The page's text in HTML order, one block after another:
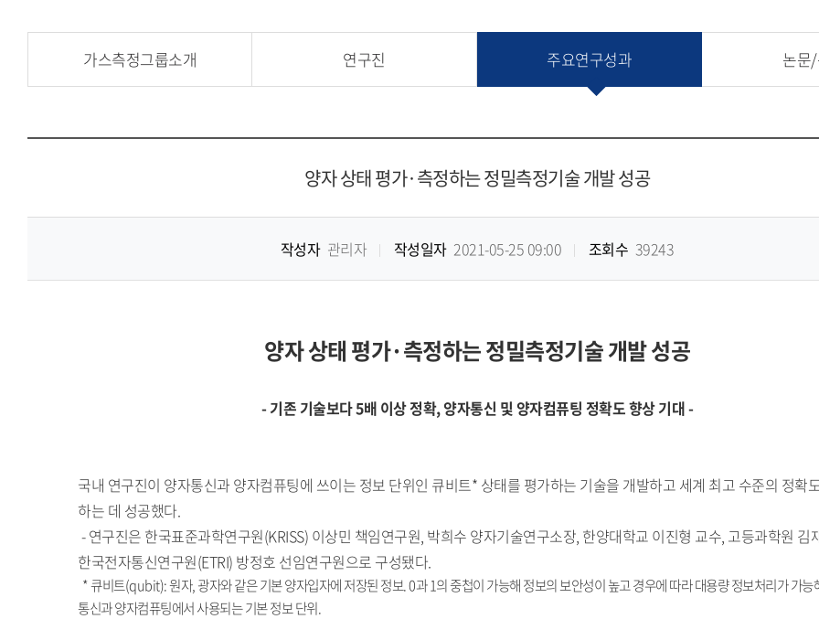
가스측정그룹소개 연구진 주요연구성과 논문
양자 상태 평가·측정하는 정밀측정기술 개발 성공
작성자 관리자 작성일자 2021-05-25 09:00 조회수 39243
양자 상태 평가·측정하는 정밀측정기술 개발 성공
- 기존 기술보다 5배 이상 정확, 양자통신 및 양자컴퓨팅 정확도 향상 기대 -
국내 연구진이 양자통신과 양자컴퓨팅에 쓰이는 정보 단위인 큐비트* 상태를 평가하는 기술을 개발하고 세계 최고 수준의 정확
하는 데 성공했다.
- 연구진은 한국표준과학연구원(KRISS) 이상민 책임연구원, 박희수 양자기술연구소장, 한양대학교 이진형 교수, 고등과학원 김
한국전자통신연구원(ETRI) 방정호 선임연구원으로 구성됐다.
* 큐비트(qubit): 원자, 광자와 같은 기본 양자입자에 저장된 정보. 0과 1의 중첩이 가능해 정보의 보안성이 높고 경우에 따라 대용량 정보처리가 가능
통신과 양자컴퓨팅에서 사용되는 기본 정보 단위.